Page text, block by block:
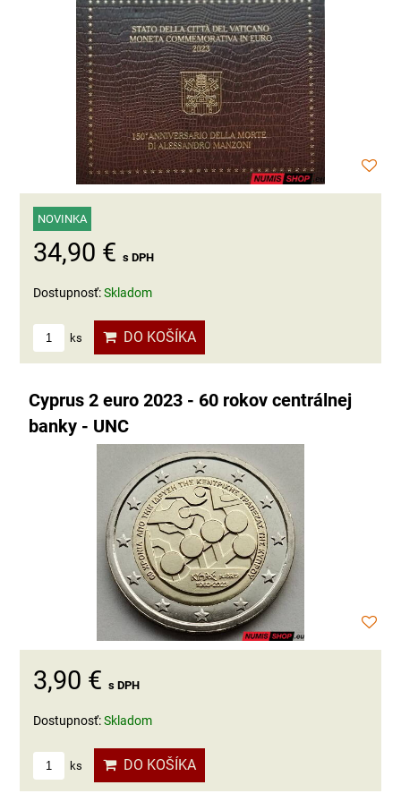
NOVINKA
34,90 € s DPH
Dostupnosť:Skladom
ks DO KOŠÍKA
Cyprus 2 euro 2023 - 60 rokov centrálnej
banky - UNC
3,90 € s DPH
Dostupnosť:Skladom
ks DO KOŠÍKA